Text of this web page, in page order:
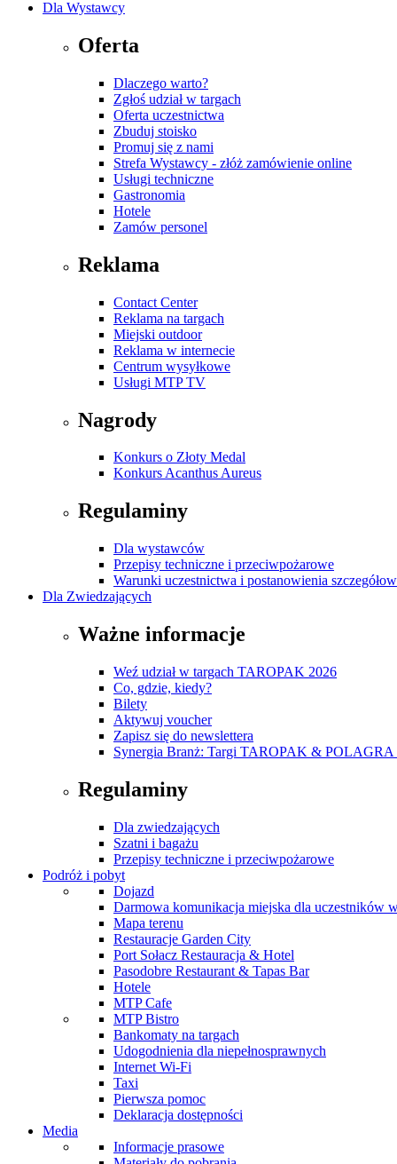
Dla Wystawcy
Oferta
Dlaczego warto?
Zgłoś udział w targach
Oferta uczestnictwa
Zbuduj stoisko
Promuj się z nami
Strefa Wystawcy - złóż zamówienie online
Usługi techniczne
Gastronomia
Hotele
Zamów personel
Reklama
Contact Center
Reklama na targach
Miejski outdoor
Reklama w internecie
Centrum wysyłkowe
Usługi MTP TV
Nagrody
Konkurs o Złoty Medal
Konkurs Acanthus Aureus
Regulaminy
Dla wystawców
Przepisy techniczne i przeciwpożarowe
Warunki uczestnictwa i postanowienia
Dla Zwiedzających
Ważne informacje
Weź udział w targach TAROPAK 2026
Co, gdzie, kiedy?
Bilety
Aktywuj voucher
Zapisz się do newslettera
Synergia Branż: Targi TAROPAK & POLAGRA
Regulaminy
Dla zwiedzających
Szatni i bagażu
Przepisy techniczne i przeciwpożarowe
Podróż i pobyt
Dojazd
Darmowa komunikacja miejska dla uczestników
Mapa terenu
Restauracje Garden City
Port Sołacz Restauracja & Hotel
Pasodobre Restaurant & Tapas Bar
Hotele
MTP Cafe
MTP Bistro
Bankomaty na targach
Udogodnienia dla niepełnosprawnych
Internet Wi-Fi
Taxi
Pierwsza pomoc
Deklaracja dostępności
Media
Informacje prasowe